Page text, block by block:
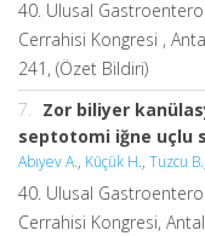
40. Ulusal
Cerrahisi Kongresi ,
241, (Özet Bildiri)
7. Zor biliyer
septotomi iğne uçlu
Abıyev A., Küçük H., Tuzcu B.
40. Ulusal
Cerrahisi Kongresi,